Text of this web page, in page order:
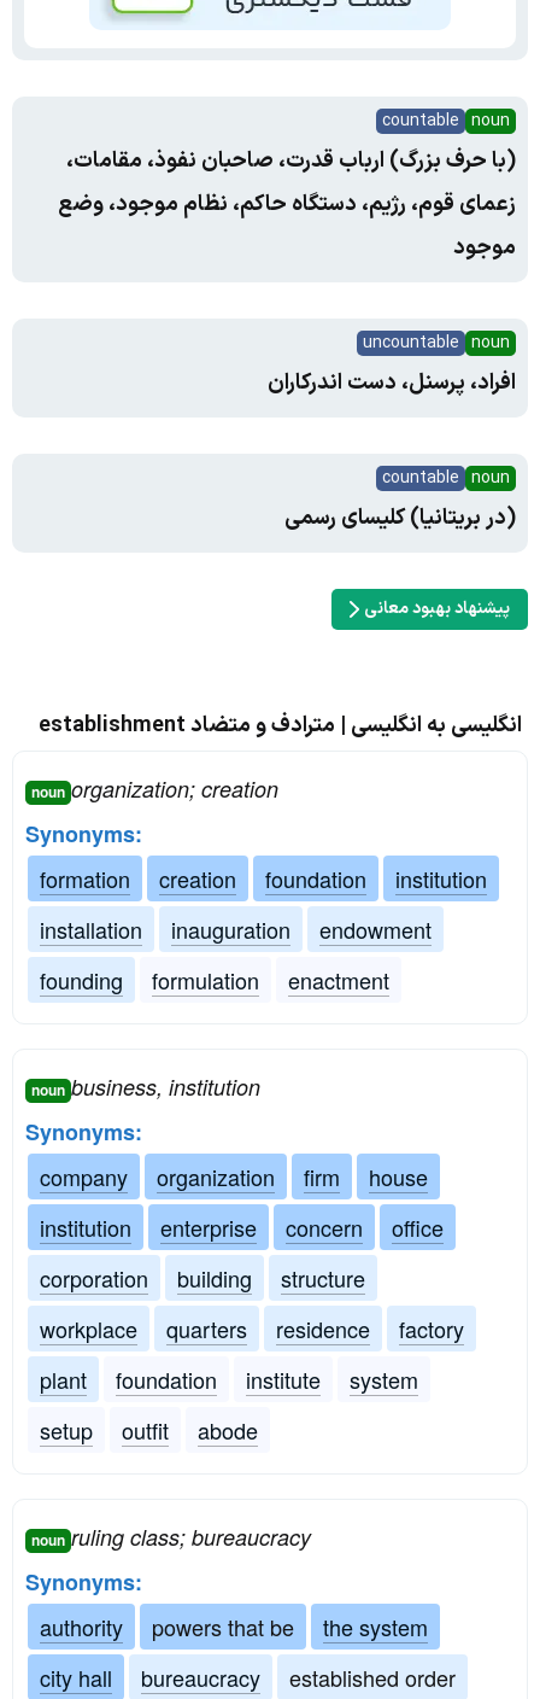
noun
countable
(با حرف بزرگ) ارباب قدرت، صاحبان نفوذ، مقامات،
زعمای قوم، رژیم، دستگاه حاکم، نظام موجود، وضع
موجود
noun
uncountable
افراد، پرسنل، دست اندرکاران
noun
countable
(در بریتانیا) کلیسای رسمی
پیشنهاد بهبود معانی
انگلیسی به انگلیسی | مترادف و متضاد establishment
noun organization; creation
Synonyms:
formation
creation foundation
institution
installation
inauguration
endowment
founding
formulation enactment
noun business, institution
Synonyms:
company
organization firm
house
institution
enterprise concern
office
corporation
building
structure
workplace
quarters residence
factory
plant
foundation institute
system
setup
outfit abode
noun ruling class; bureaucracy
Synonyms:
authority
powers that be
the system
city hall
bureaucracy established order